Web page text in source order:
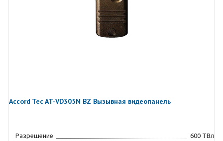
Accord Tec AT-VD305N BZ Вызывная видеопанель
Разрешение
600 ТВл